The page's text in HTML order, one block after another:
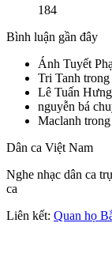
184
Bình luận gần đây
Ánh Tuyết
Tri Tanh trong
Lê Tuấn Hưng
nguyễn bá
Maclanh trong
Dân ca Việt Nam
Nghe nhạc dân ca
ca
Liên kết: Quan họ